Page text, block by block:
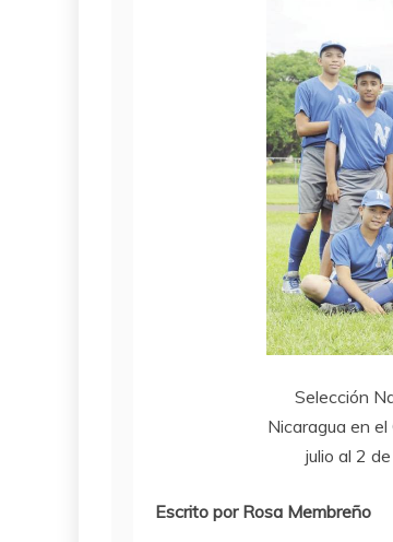
Selección
Nicaragua en
julio al 2
Escrito por Rosa Membreño